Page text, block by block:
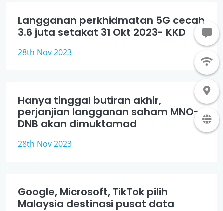
Langganan perkhidmatan 5G cecah
3.6 juta setakat 31 Okt 2023- KKD
28th Nov 2023
Hanya tinggal butiran akhir,
perjanjian langganan saham MNO-
DNB akan dimuktamad
28th Nov 2023
Google, Microsoft, TikTok pilih
Malaysia destinasi pusat data